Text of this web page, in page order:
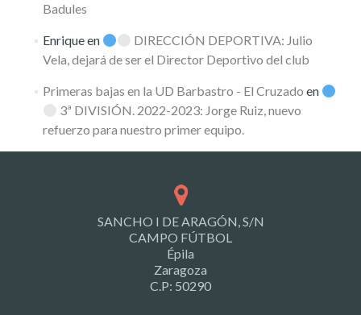
Badules
Enriqueen
DIRECCIÓN DEPORTIVA: Julio
Vela, dejará de ser el Director Deportivo del club
Primeras bajas en la UD Barbastro - El Cruzado en
3ª DIVISIÓN. 2022-2023: Jorge Ruiz, nuevo
refuerzo para nuestro primer equipo.
SANCHO I DE ARAGÓN, S/N
CAMPO FÚTBOL
Épila
Zaragoza
C.P: 50290